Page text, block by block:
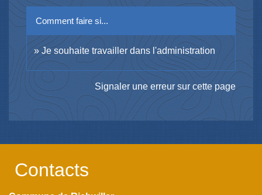
Comment faire si...
Je souhaite travailler dans l'administration
Signaler une erreur sur cette page
Contacts